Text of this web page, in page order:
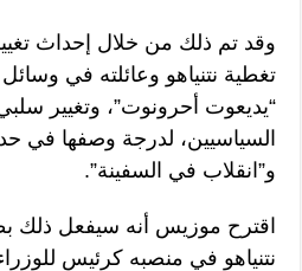
وقد تم ذلك من خلال إحداث
تغطية نتنياهو وعائلته في وسائل
“يديعوت أحرونوت”، وتغيير
السياسيين، لدرجة وصفها في
و”انقلاب في السفينة”.
اقترح موزيس أنه سيفعل ذلك
نتنياهو في منصبه كرئيس